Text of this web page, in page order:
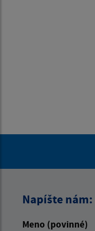
Napíšte nám:
Meno (povinné)